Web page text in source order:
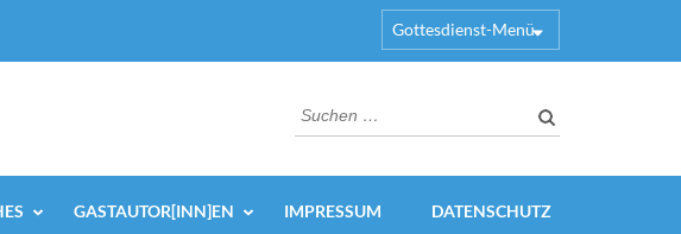
Gottesdienst-Menü
Suchen
nach:
GASTAUTOR[INN]EN IMPRESSUM DATENSCHUTZ